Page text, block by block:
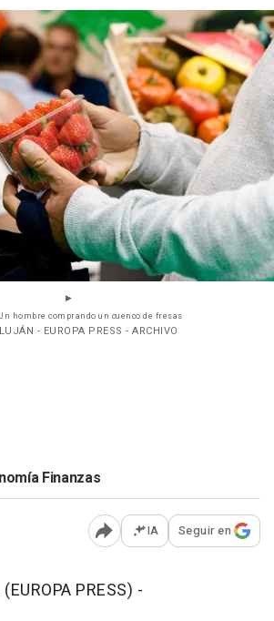
hombre comprando un cuenco de fresas
- EUROPA PRESS - ARCHIVO
Finanzas
Abrir opciones para
IA Seguir en
PRESS) -